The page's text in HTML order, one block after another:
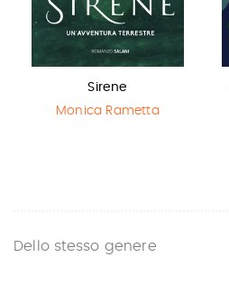
Sirene
Monica Rametta
Dello stesso genere